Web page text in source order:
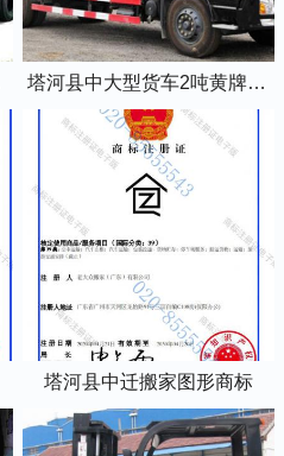
塔河县中大型货车2吨黄牌5米2厢式货车
塔河县中迁搬家图形商标